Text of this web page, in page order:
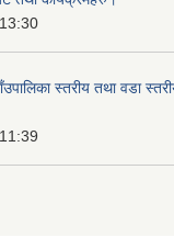
स्तरीय तथा वडा